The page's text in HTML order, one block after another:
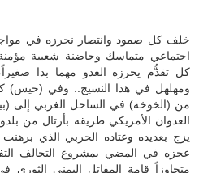
خلف كل صمود وانتصار نحرزه في
اجتماعي متماسك وحاضنة شعبية
كل تقدُّم يحرزه العدو مهما بدا
ومهلهل في هذا النسيج.. وفي (حيس)
من (الخوخة) في الساحل الغربي إلى
العدوان الأمريكي طريقه بأرتال من
يزج بعديده وعتاده الحربي الذي
عجزه في المضي بمشروع التحالف
متجاوزاً قامة المقاتل اليمني الثوري